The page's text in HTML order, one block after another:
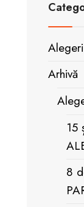
Arhivă
15
8